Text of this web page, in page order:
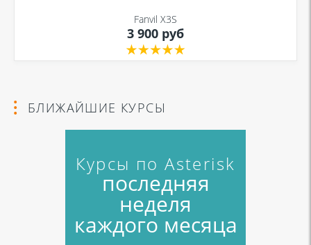
Я даю согласие на обработку моих персональных данных для связи
Политикой в отношении обработки персональных
Fanvil X3S
3 900 руб
БЛИЖАЙШИЕ КУРСЫ
Курсы по Asterisk
последняя
неделя
каждого месяца